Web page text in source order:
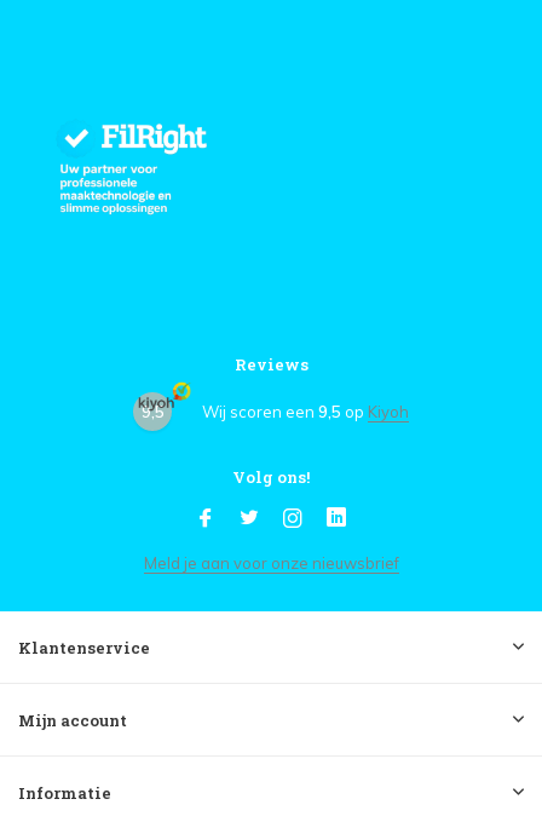
Reviews
9,5 Wij scoren een 9,5 op Kiyoh
Volg ons!
Meld je aan voor onze nieuwsbrief
Klantenservice
Mijn account
Informatie